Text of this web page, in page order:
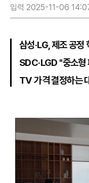
입력 2025-11-06
삼성·LG, 제조 공
SDC·LGD "중소형
TV 가격 결정하는